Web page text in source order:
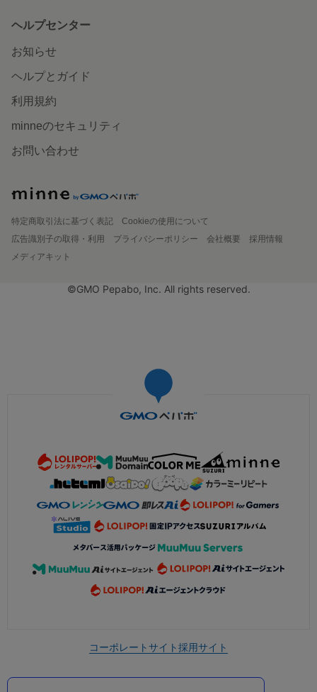
ヘルプセンター
お知らせ
ヘルプとガイド
利用規約
minneのセキュリティ
お問い合わせ
特定商取引法に基づく表記
Cookieの使用について
広告識別子の取得・利用
プライバシーポリシー 会社概要
採用情報
メディアキット
©GMO Pepabo, Inc. All rights reserved.
コーポレートサイト採用サイト